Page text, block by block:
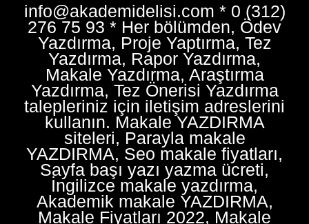
info@akademidelisi.com * 0 (312)
276 75 93 * Her bölümden, Ödev
Yazdırma, Proje Yaptırma, Tez
Yazdırma, Rapor Yazdırma,
Makale Yazdırma, Araştırma
Yazdırma, Tez Önerisi Yazdırma
talepleriniz için iletişim adreslerini
kullanın. Makale YAZDIRMA
siteleri, Parayla makale
YAZDIRMA, Seo makale fiyatları,
Sayfa başı yazı yazma ücreti,
İngilizce makale yazdırma,
Akademik makale YAZDIRMA,
Makale Fiyatları 2022, Makale